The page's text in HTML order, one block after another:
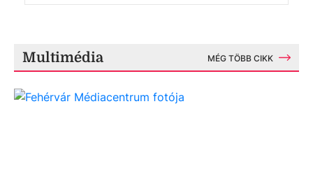
Multimédia MÉG TÖBB CIKK